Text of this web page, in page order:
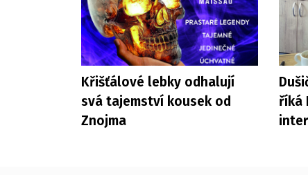
Křišťálové lebky odhalují
svá tajemství kousek od
Znojma
říká